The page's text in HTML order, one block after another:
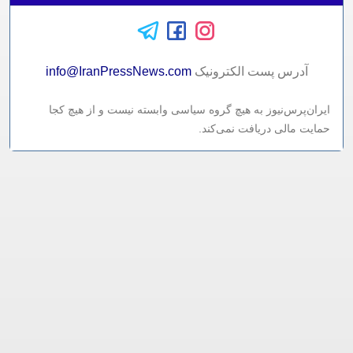
آدرس پست الکترونيکinfo@IranPressNews.com
ایران‌پرس‌نیوز به هیچ گروه سیاسی وابسته نیست و از هیچ کجا
حمایت مالی دریافت نمی‌کند.